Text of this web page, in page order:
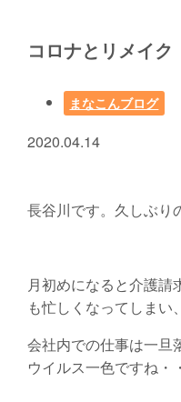
コロナとリメイク
まなこんブログ
2020.04.14
長谷川です。久しぶり
月初めになると介護請
も忙しくなってしまい
会社内での仕事は一旦
ウイルス一色ですね・